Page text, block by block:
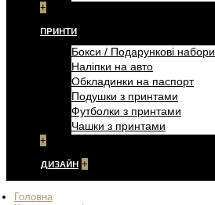
+
ПРИНТИ
Бокси / Подарункові набори
Наліпки на авто
Обкладинки на паспорт
Подушки з принтами
Футболки з принтами
Чашки з принтами
+
ДИЗАЙН +
Головна